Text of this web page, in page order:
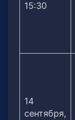
15:30
14
сентября,